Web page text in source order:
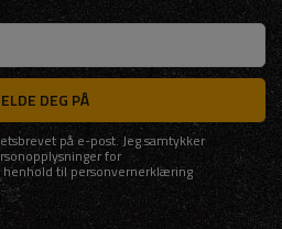
DEG PÅ
på e-post. Jeg samtykker
for
henhold til personvernerklæring